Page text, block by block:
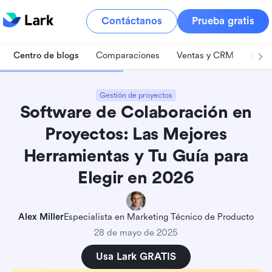
Contáctanos Prueba gratis
Centro de blogs Comparaciones Ventas y CRM
Gestión de proyectos
Software de Colaboración en
Proyectos: Las Mejores
Herramientas y Tu Guía para
Elegir en 2026
Alex MillerEspecialista en Marketing Técnico de Producto
28 de mayo de 2025
Usa Lark GRATIS